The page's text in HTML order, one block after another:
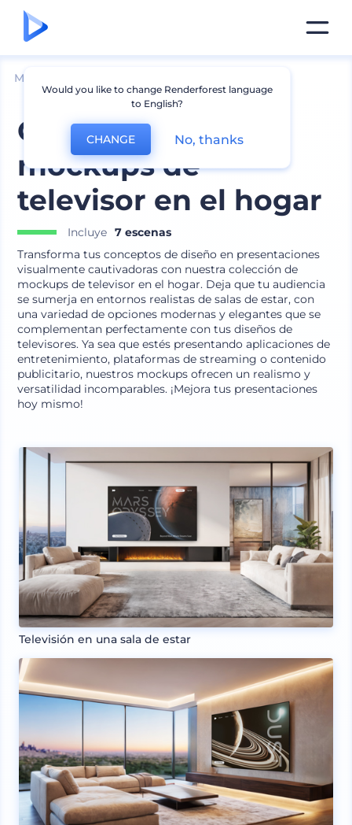
Mockups
Colección de
mockups de
televisor en el hogar
Incluye 7 escenas
Transforma tus conceptos de diseño en presentaciones
visualmente cautivadoras con nuestra colección de
mockups de televisor en el hogar. Deja que tu audiencia
se sumerja en entornos realistas de salas de estar, con
una variedad de opciones modernas y elegantes que se
complementan perfectamente con tus diseños de
televisores. Ya sea que estés presentando aplicaciones de
entretenimiento, plataformas de streaming o contenido
publicitario, nuestros mockups ofrecen un realismo y
versatilidad incomparables. ¡Mejora tus presentaciones
hoy mismo!
Televisión en una sala de estar
Would you like to change Renderforest language
to English?
CHANGE No, thanks